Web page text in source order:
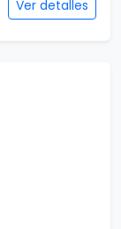
Ver detalles